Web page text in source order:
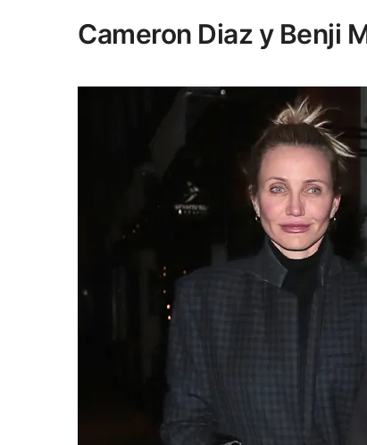
Cameron Diaz y Benji